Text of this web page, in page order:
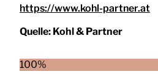
https://www.kohl-partner.at
Quelle: Kohl & Partner
100%